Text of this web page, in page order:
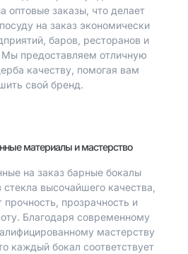
оптовые заказы, что делает
на заказ экономически
баров, ресторанов и
предоставляем отличную
качеству, помогая вам
свой бренд.
материалы и мастерство
на заказ барные бокалы
стекла высочайшего качества,
прочность, прозрачность и
Благодаря современному
мастерству
каждый бокал соответствует